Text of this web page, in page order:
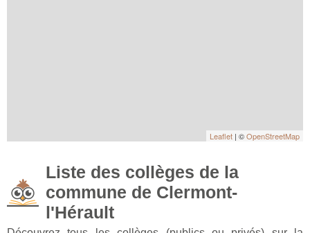
Leaflet | ©OpenStreetMap
Liste des collèges de la
commune de Clermont-
l'Hérault